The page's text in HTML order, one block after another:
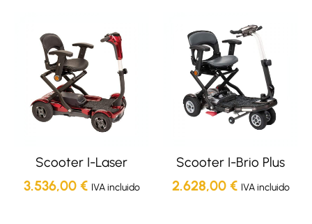
Scooter I-Laser
3.536,00 € IVA incluido
Scooter I-Brio Plus
2.628,00 € IVA incluido